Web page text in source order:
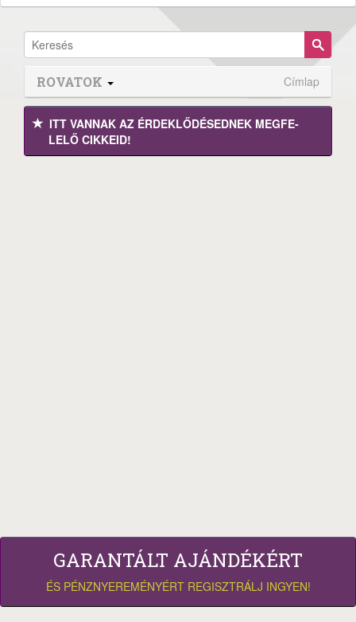
ROVATOK Címlap
ITT VANNAK AZ ÉRDEK­LŐDÉ­SEDNEK MEGFE­
LELŐ CIKKEID!
GARANTÁLT AJÁNDÉKÉRT
ÉS PÉNZNYEREMÉNYÉRT REGISZTRÁLJ INGYEN!